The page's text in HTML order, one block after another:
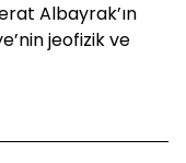
Albayrak’ın
jeofizik ve